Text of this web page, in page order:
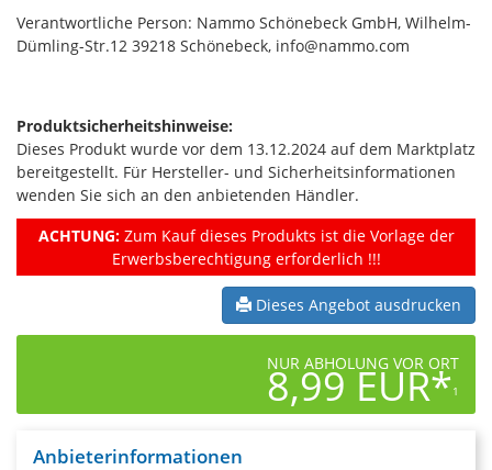
Verantwortliche Person: Nammo Schönebeck GmbH, Wilhelm-
Dümling-Str.12 39218 Schönebeck, info@nammo.com
Produktsicherheitshinweise:
Dieses Produkt wurde vor dem 13.12.2024 auf dem Marktplatz
bereitgestellt. Für Hersteller- und Sicherheitsinformationen
wenden Sie sich an den anbietenden Händler.
ACHTUNG:Zum Kauf dieses Produkts ist die Vorlage der
Erwerbsberechtigung erforderlich !!!
Dieses Angebot ausdrucken
NUR ABHOLUNG VOR ORT
8,99 EUR*1
Anbieterinformationen